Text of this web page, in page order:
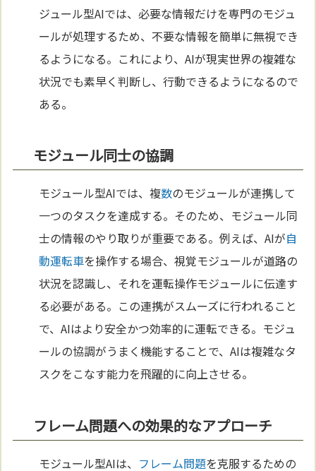
ジュール型AIでは、必要な情報だけを専門のモジュ
ールが処理するため、不要な情報を簡単に無視でき
るようになる。これにより、AIが現実世界の複雑な
状況でも素早く判断し、行動できるようになるので
ある。
モジュール同士の協調
モジュール型AIでは、複数のモジュールが連携して
一つのタスクを達成する。そのため、モジュール同
士の情報のやり取りが重要である。例えば、AIが自
動運転車を操作する場合、視覚モジュールが道路の
状況を認識し、それを運転操作モジュールに伝達す
る必要がある。この連携がスムーズに行われること
で、AIはより安全かつ効率的に運転できる。モジュ
ールの協調がうまく機能することで、AIは複雑なタ
スクをこなす能力を飛躍的に向上させる。
フレーム問題への効果的なアプローチ
モジュール型AIは、 フレーム問題を克服するための